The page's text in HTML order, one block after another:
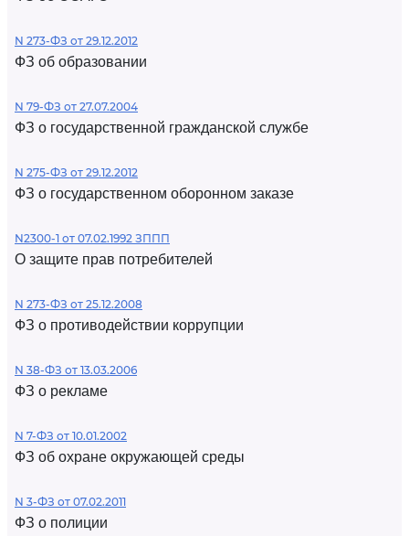
N 273-ФЗ от 29.12.2012
ФЗ об образовании
N 79-ФЗ от 27.07.2004
ФЗ о государственной гражданской службе
N 275-ФЗ от 29.12.2012
ФЗ о государственном оборонном заказе
N2300-1 от 07.02.1992 ЗППП
О защите прав потребителей
N 273-ФЗ от 25.12.2008
ФЗ о противодействии коррупции
N 38-ФЗ от 13.03.2006
ФЗ о рекламе
N 7-ФЗ от 10.01.2002
ФЗ об охране окружающей среды
N 3-ФЗ от 07.02.2011
ФЗ о полиции